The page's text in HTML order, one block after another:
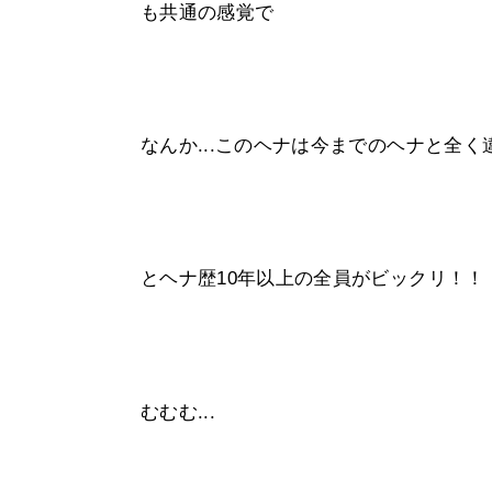
も共通の感覚で
なんか...このヘナは今までのヘナと全く
とヘナ歴10年以上の全員がビックリ！！
むむむ...